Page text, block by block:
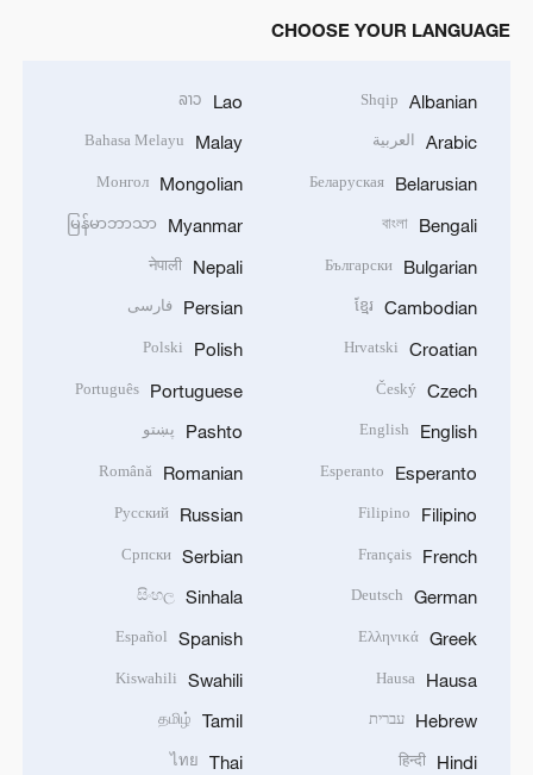
CHOOSE YOUR LANGUAGE
Albanian
Shqip
Arabic العربية
Belarusian
Беларуская
Bengali
বাংলা
Bulgarian
Български
Cambodian
ខ្មែរ
Croatian
Hrvatski
Czech
Český
English
English
Esperanto
Esperanto
Filipino
Filipino
French
Français
German
Deutsch
Greek
Ελληνικά
Hausa
Hausa
Hebrew עברית
Hindi
हिन्दी
Lao
ລາວ
Malay
Bahasa Melayu
Mongolian
Монгол
Myanmar
မြန်မာဘာသာ
Nepali
नेपाली
Persian فارسی
Polish
Polski
Portuguese
Português
Pashto پښتو
Romanian
Română
Russian
Русский
Serbian
Српски
Sinhala
සිංහල
Spanish
Español
Swahili
Kiswahili
Tamil
தமிழ்
Thai
ไทย